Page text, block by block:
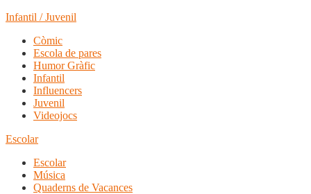
Infantil / Juvenil
Còmic
Escola de pares
Humor Gràfic
Infantil
Influencers
Juvenil
Videojocs
Escolar
Escolar
Música
Quaderns de Vacances